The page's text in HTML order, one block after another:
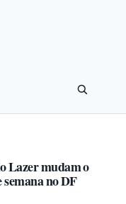
Lazer mudam o
no DF